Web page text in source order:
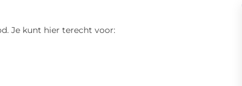
Je kunt hier terecht voor: